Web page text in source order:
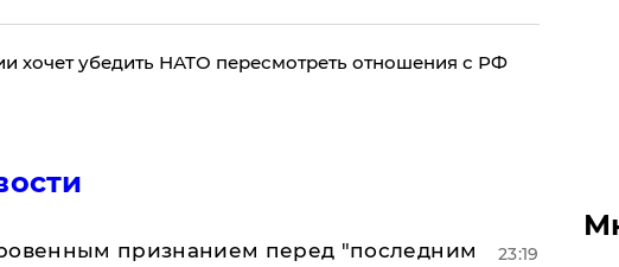
хочет убедить НАТО пересмотреть отношения с РФ
признанием перед "последним
23:19